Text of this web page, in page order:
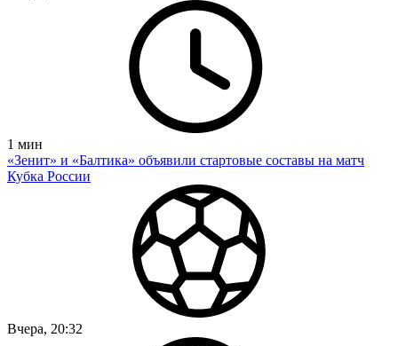
1 мин
«Зенит» и «Балтика» объявили стартовые составы на матч
Кубка России
Вчера, 20:32